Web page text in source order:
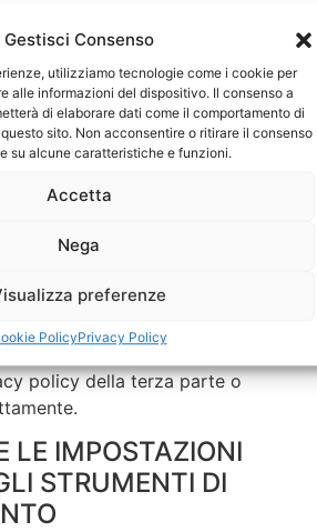
Gestisci Consenso
utilizziamo tecnologie come i cookie per
alle informazioni del dispositivo. Il consenso a
di elaborare dati come il comportamento di
sito. Non acconsentire o ritirare il consenso
su alcune caratteristiche e funzioni.
Accetta
Nega
preferenze
PolicyPrivacy Policy
funzioni del browser o del
possibile rimuovere Strumenti di
salvati.
browser possono essere rimossi
possono gestire le preferenze
visitando il relativo link di opt
policy della terza parte o
LE IMPOSTAZIONI
STRUMENTI DI